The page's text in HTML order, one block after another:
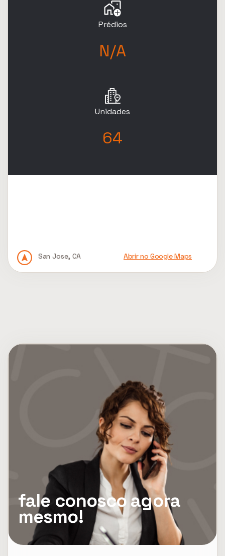
Prédios
N/A
Unidades
64
San Jose, CA Abrir no Google Maps
fale conosco agora
mesmo!